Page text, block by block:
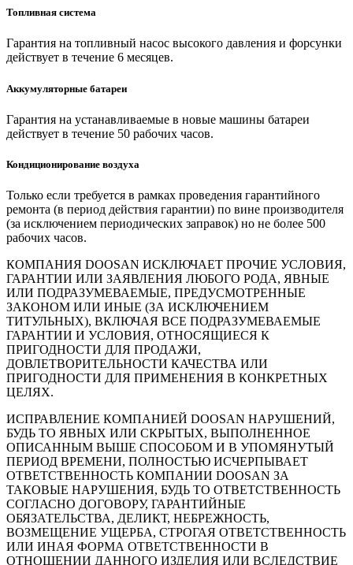
Топливная система
Гарантия на топливный насос высокого давления и форсунки
действует в течение 6 месяцев.
Аккумуляторные батареи
Гарантия на устанавливаемые в новые машины батареи
действует в течение 50 рабочих часов.
Кондиционирование воздуха
Только если требуется в рамках проведения гарантийного
ремонта (в период действия гарантии) по вине производителя
(за исключением периодических заправок) но не более 500
рабочих часов.
КОМПАНИЯ DOOSAN ИСКЛЮЧАЕТ ПРОЧИЕ УСЛОВИЯ,
ГАРАНТИИ ИЛИ ЗАЯВЛЕНИЯ ЛЮБОГО РОДА, ЯВНЫЕ
ИЛИ ПОДРАЗУМЕВАЕМЫЕ, ПРЕДУСМОТРЕННЫЕ
ЗАКОНОМ ИЛИ ИНЫЕ (ЗА ИСКЛЮЧЕНИЕМ
ТИТУЛЬНЫХ), ВКЛЮЧАЯ ВСЕ ПОДРАЗУМЕВАЕМЫЕ
ГАРАНТИИ И УСЛОВИЯ, ОТНОСЯЩИЕСЯ К
ПРИГОДНОСТИ ДЛЯ ПРОДАЖИ,
ДОВЛЕТВОРИТЕЛЬНОСТИ КАЧЕСТВА ИЛИ
ПРИГОДНОСТИ ДЛЯ ПРИМЕНЕНИЯ В КОНКРЕТНЫХ
ЦЕЛЯХ.
ИСПРАВЛЕНИЕ КОМПАНИЕЙ DOOSAN НАРУШЕНИЙ,
БУДЬ ТО ЯВНЫХ ИЛИ СКРЫТЫХ, ВЫПОЛНЕННОЕ
ОПИСАННЫМ ВЫШЕ СПОСОБОМ И В УПОМЯНУТЫЙ
ПЕРИОД ВРЕМЕНИ, ПОЛНОСТЬЮ ИСЧЕРПЫВАЕТ
ОТВЕТСТВЕННОСТЬ КОМПАНИИ DOOSAN ЗА
ТАКОВЫЕ НАРУШЕНИЯ, БУДЬ ТО ОТВЕТСТВЕННОСТЬ
СОГЛАСНО ДОГОВОРУ, ГАРАНТИЙНЫЕ
ОБЯЗАТЕЛЬСТВА, ДЕЛИКТ, НЕБРЕЖНОСТЬ,
ВОЗМЕЩЕНИЕ УЩЕРБА, СТРОГАЯ ОТВЕТСТВЕННОСТЬ
ИЛИ ИНАЯ ФОРМА ОТВЕТСТВЕННОСТИ В
ОТНОШЕНИИ ДАННОГО ИЗДЕЛИЯ ИЛИ ВСЛЕДСТВИЕ